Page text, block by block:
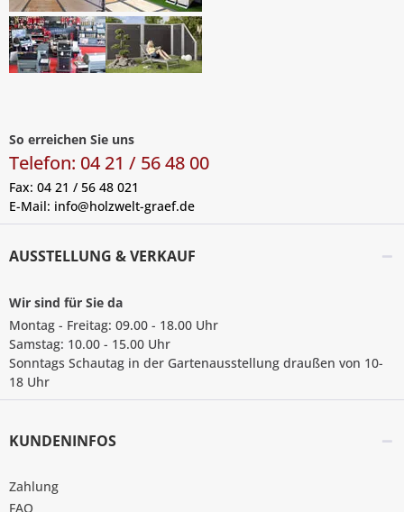
So erreichen Sie uns
Telefon: 04 21 / 56 48 00
Fax: 04 21 / 56 48 021
E-Mail: info@holzwelt-graef.de
AUSSTELLUNG & VERKAUF
Wir sind für Sie da
Montag - Freitag: 09.00 - 18.00 Uhr
Samstag: 10.00 - 15.00 Uhr
Sonntags Schautag in der Gartenausstellung draußen von 10-
18 Uhr
KUNDENINFOS
Zahlung
FAQ